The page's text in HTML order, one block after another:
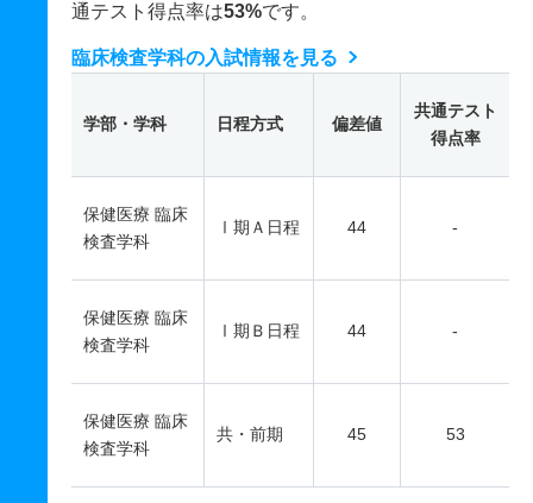
通テスト得点率は53%です。
臨床検査学科の入試情報を見る
学部・学科 日程方式 偏差値
共通テスト
得点率
保健医療 臨床
検査学科
Ⅰ期Ａ日程 44 -
保健医療 臨床
検査学科
Ⅰ期Ｂ日程 44 -
保健医療 臨床
検査学科
共・前期 45 53